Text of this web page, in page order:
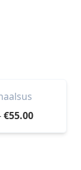
€55.00